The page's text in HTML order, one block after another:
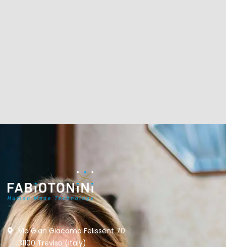
Via Gian Giacomo Felissent 70
31100 Treviso (Italy)